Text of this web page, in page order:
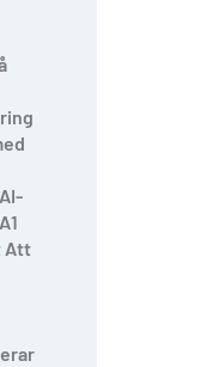
Att